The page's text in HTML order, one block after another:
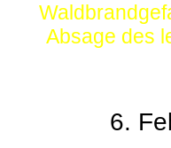
Absage des
6.